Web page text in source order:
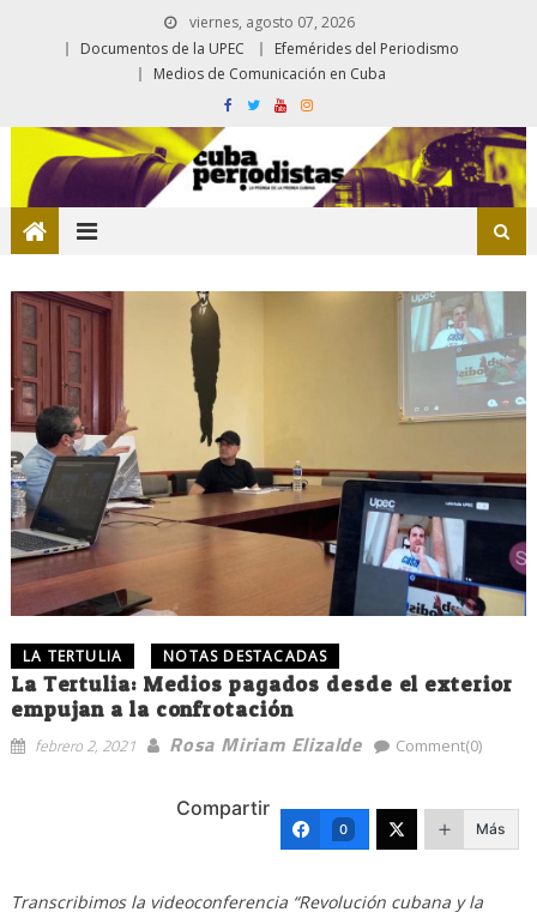
viernes, agosto 07, 2026
Documentos de la UPEC
Efemérides del Periodismo
Medios de Comunicación en Cuba
LA TERTULIA NOTAS DESTACADAS
La Tertulia: Medios pagados desde el exterior
empujan a la confrotación
febrero 2, 2021 Rosa Miriam Elizalde Comment(0)
Compartir
0 Más
Transcribimos la videoconferencia “Revolución cubana y la